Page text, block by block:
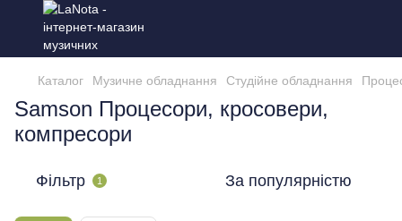
Каталог Музичне обладнання Студійне обладнання
Samson Процесори, кросовери,
компресори
Фільтр 1 За популярністю